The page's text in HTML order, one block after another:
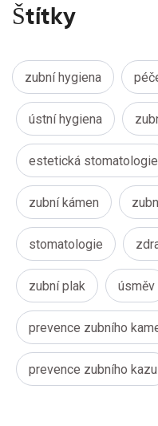
Štítky
zubní hygiena
ústní hygiena
estetická stomatologie
zubní kámen
stomatologie
zubní plak úsměv
prevence zubního
prevence zubního kazu